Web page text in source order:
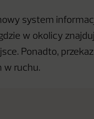
system
w okolicy
Ponadto,
w ruchu.